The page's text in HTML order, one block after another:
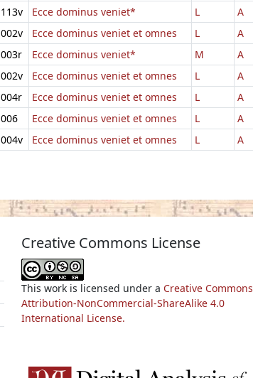
113v Ecce dominus veniet* L A
002v Ecce dominus veniet et omnes L A
003r Ecce dominus veniet* M A
002v Ecce dominus veniet et omnes L A
004r Ecce dominus veniet et omnes L A
006 Ecce dominus veniet et omnes L A
004v Ecce dominus veniet et omnes L A
Creative Commons License
This work is licensed under a Creative Commons
Attribution-NonCommercial-ShareAlike 4.0
International License.